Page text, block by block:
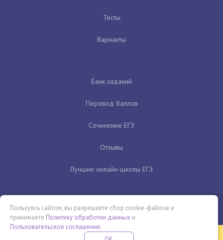
Тесты
Варианты
Банк заданий
Перевод баллов
Сочинение ЕГЭ
Отзывы
Лучшие онлайн-школы ЕГЭ
Бесплатная летняя школа
Пользуясь сайтом, вы разрешаете сбор cookie-файлов и
принимаете Политику обработки данных и
Пользовательское соглашение.